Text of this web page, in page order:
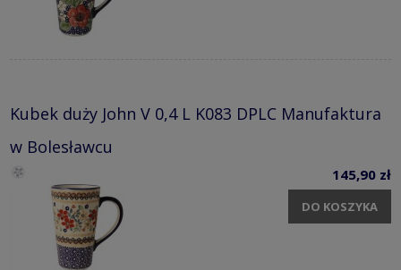
Kubek duży John V 0,4 L K083 DPLC Manufaktura
w Bolesławcu
145,90 zł
DO KOSZYKA